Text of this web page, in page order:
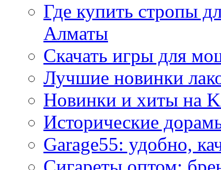
Где купить стропы
Алматы
Скачать игры для
Лучшие новинки
Новинки и хиты на
Исторические
Garage55: удобно,